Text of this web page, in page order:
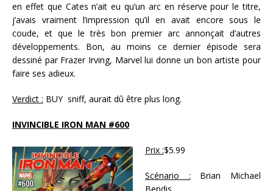
en effet que Cates n’ait eu qu’un arc en réserve pour le titre,
j’avais vraiment l’impression qu’il en avait encore sous le
coude, et que le très bon premier arc annonçait d’autres
développements. Bon, au moins ce dernier épisode sera
dessiné par Frazer Irving, Marvel lui donne un bon artiste pour
faire ses adieux.
Verdict : BUY sniff, aurait dû être plus long.
INVINCIBLE IRON MAN #600
Prix :$5.99
Scénario : Brian Michael